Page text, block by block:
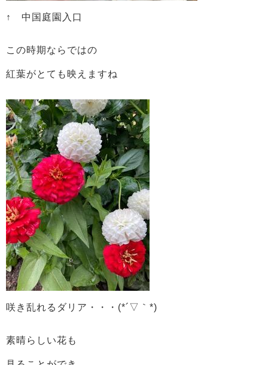
↑ 中国庭園入口
この時期ならではの
紅葉がとても映えますね
咲き乱れるダリア・・・(*´▽｀*)
素晴らしい花も